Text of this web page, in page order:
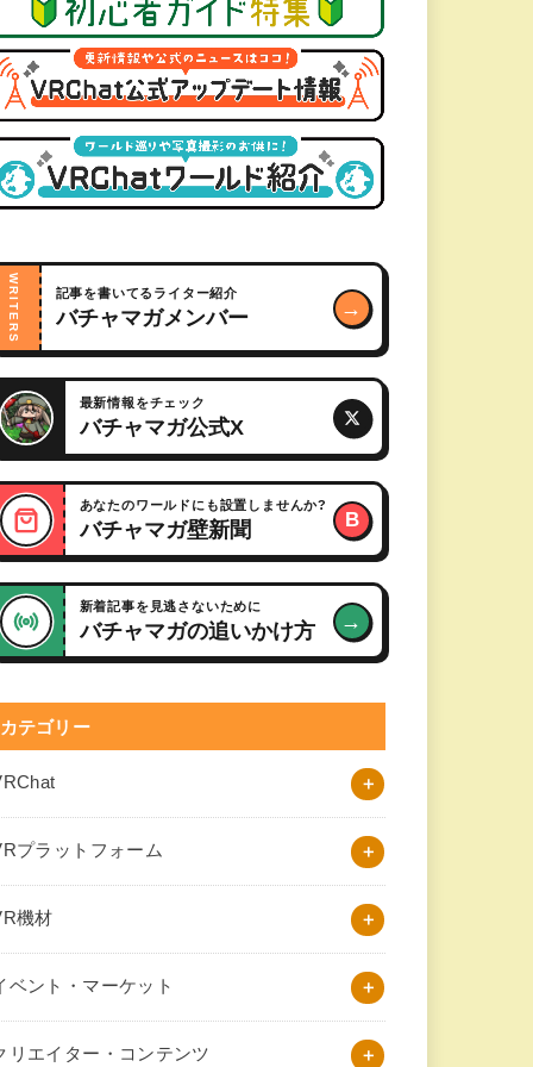
WRITERS 記事を書いてるライター紹介
バチャマガメンバー →
最新情報をチェック
バチャマガ公式X
あなたのワールドにも設置しませんか?
バチャマガ壁新聞 B
新着記事を見逃さないために
バチャマガの追いかけ方 →
カテゴリー
プラットフォーム
機材
ベント・マーケット
リエイター・コンテンツ